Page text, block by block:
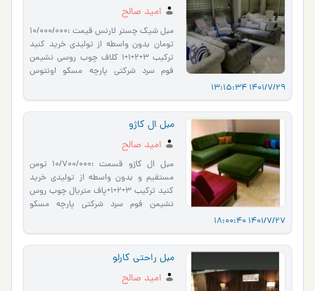
1401/7/29 13:15:34
امید صالح
مبل شیک چستر لارنس قیمت :10/000/000
تومان بدون واسطه از تولیدی خرید کنید
ترکیب ۳+۲+۱+۱ کلاف چوب روسی نشیمن
فوم سرد شرکتی پارچه مسکو اونتوس
1401/7/27 18:00:40
مبل ال کاژو
امید صالح
مبل ال کاژو قسمت :10/700/000 تومن
مستقیم و بدون واسطه از تولیدی خرید
کنید ترکیب ۳+۲+۱+پاف متریال چوب روس
نشیمن فوم سرد شرکتی پارچه مسکو
مبل راحتی کارلو
امید صالح